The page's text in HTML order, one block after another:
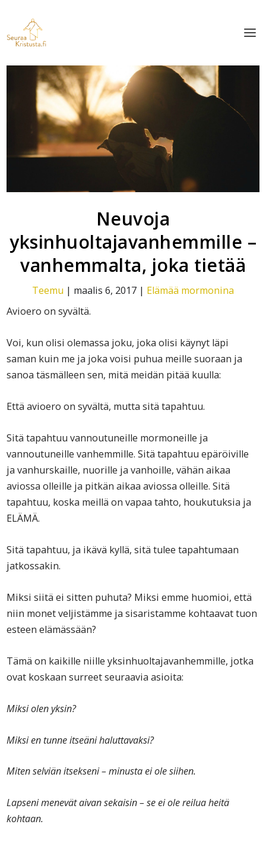
Neuvoja
yksinhuoltajavanhemmille –
vanhemmalta, joka tietää
Teemu | maalis 6, 2017 | Elämää mormonina
Avioero on syvältä.
Voi, kun olisi olemassa joku, joka olisi käynyt läpi
saman kuin me ja joka voisi puhua meille suoraan ja
sanoa täsmälleen sen, mitä meidän pitää kuulla:
Että avioero on syvältä, mutta sitä tapahtuu.
Sitä tapahtuu vannoutuneille mormoneille ja
vannoutuneille vanhemmille. Sitä tapahtuu epäröiville
ja vanhurskaille, nuorille ja vanhoille, vähän aikaa
aviossa olleille ja pitkän aikaa aviossa olleille. Sitä
tapahtuu, koska meillä on vapaa tahto, houkutuksia ja
ELÄMÄ.
Sitä tapahtuu, ja ikävä kyllä, sitä tulee tapahtumaan
jatkossakin.
Miksi siitä ei sitten puhuta? Miksi emme huomioi, että
niin monet veljistämme ja sisaristamme kohtaavat tuon
esteen elämässään?
Tämä on kaikille niille yksinhuoltajavanhemmille, jotka
ovat koskaan surreet seuraavia asioita:
Miksi olen yksin?
Miksi en tunne itseäni haluttavaksi?
Miten selviän itsekseni – minusta ei ole siihen.
Lapseni menevät aivan sekaisin – se ei ole reilua heitä
kohtaan.